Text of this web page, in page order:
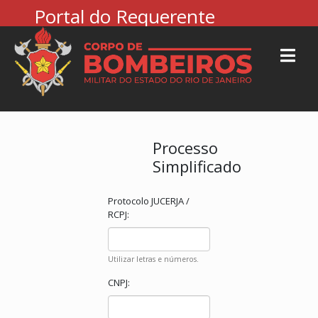
Portal do Requerente
Processo
Simplificado
Protocolo JUCERJA /
RCPJ:
Utilizar letras e números.
CNPJ: